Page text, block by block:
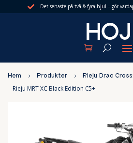
 Det senaste på två & fyra hjul – gör
Hem 5 Produkter 5 Rieju Drac
Rieju MRT XC Black Edition €5+